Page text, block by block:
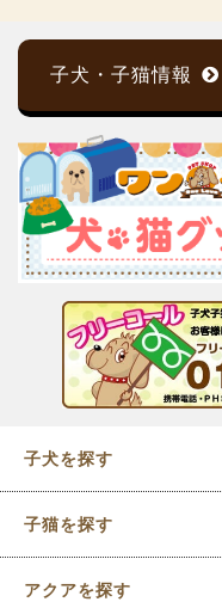
子犬・子猫情報
子犬を探す
子猫を探す
アクアを探す